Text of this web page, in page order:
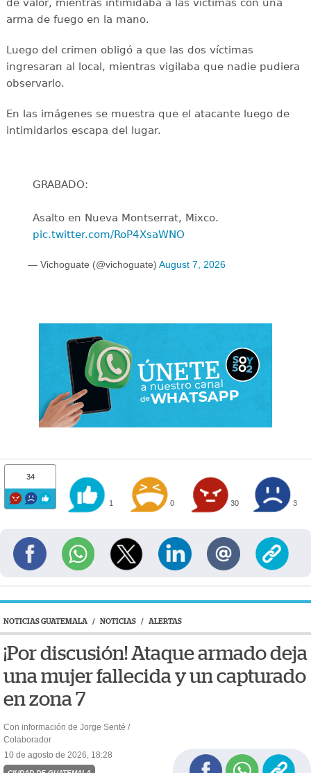
de valor, mientras intimidaba a las víctimas con una
arma de fuego en la mano.
Luego del crimen obligó a que las dos víctimas
ingresaran al local, mientras vigilaba que nadie pudiera
observarlo.
En las imágenes se muestra que el atacante luego de
intimidarlos escapa del lugar.
GRABADO:
Asalto en Nueva Montserrat, Mixco.
pic.twitter.com/RoP4XsaWNO
— Vichoguate (@vichoguate) August 7, 2026
34
1 0 30 3
NOTICIAS GUATEMALA / NOTICIAS / ALERTAS
¡Por discusión! Ataque armado deja
una mujer fallecida y un capturado
en zona 7
Con información de Jorge Senté /
Colaborador
10 de agosto de 2026, 18:28